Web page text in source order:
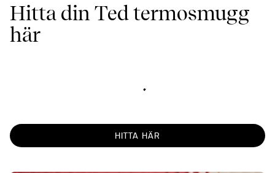
Hitta din Ted termosmugg
här
HITTA HÄR